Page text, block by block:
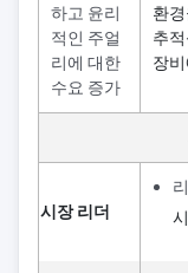
하고 윤리
적인 주얼
리에 대한
수요 증가
환
추
장
시장 리더